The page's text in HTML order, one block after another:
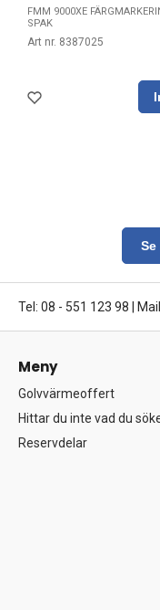
FMM 9000XE
SPAK
Art nr. 8387025
Tel: 08 - 551 123 98
Meny
Golvvärmeoffert
Hittar du inte vad du
Reservdelar